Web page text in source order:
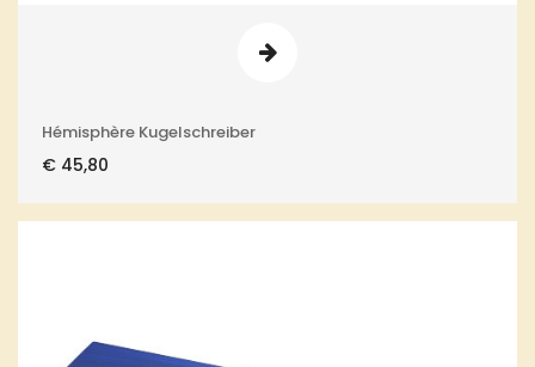
Hémisphère Kugelschreiber
€ 45,80